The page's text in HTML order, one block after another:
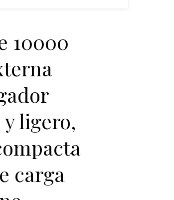
10000
ligero,
carga